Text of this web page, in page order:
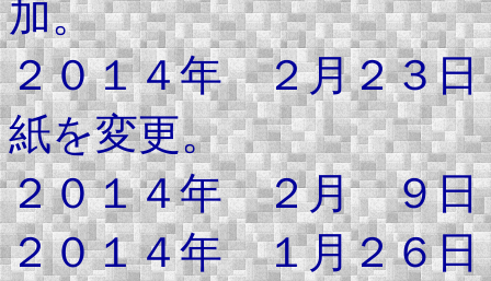
加。
２０１４年 ２月２３日
紙を変更。
２０１４年 ２月 ９日
２０１４年 １月２６日